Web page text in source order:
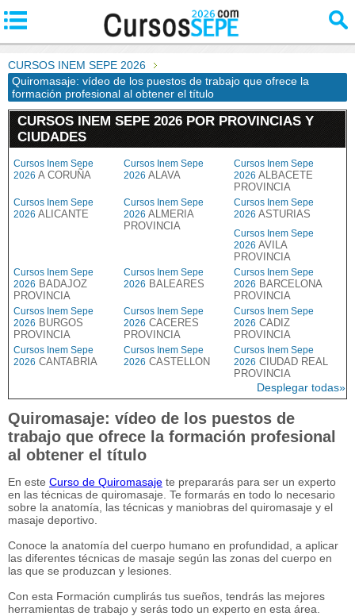
CURSOS INEM SEPE 2026
Quiromasaje: vídeo de los puestos de trabajo que ofrece la
formación profesional al obtener el título
CURSOS INEM SEPE 2026 POR PROVINCIAS Y
CIUDADES
Cursos Inem Sepe
2026 A CORUÑA
Cursos Inem Sepe
2026 ALAVA
Cursos Inem Sepe
2026 ALBACETE
PROVINCIA
Cursos Inem Sepe
2026 ALICANTE
Cursos Inem Sepe
2026 ALMERIA
PROVINCIA
Cursos Inem Sepe
2026 ASTURIAS
Cursos Inem Sepe
2026 AVILA
PROVINCIA
Cursos Inem Sepe
2026 BADAJOZ
PROVINCIA
Cursos Inem Sepe
2026 BALEARES
Cursos Inem Sepe
2026 BARCELONA
PROVINCIA
Cursos Inem Sepe
2026 BURGOS
PROVINCIA
Cursos Inem Sepe
2026 CACERES
PROVINCIA
Cursos Inem Sepe
2026 CADIZ
PROVINCIA
Cursos Inem Sepe
2026 CANTABRIA
Cursos Inem Sepe
2026 CASTELLON
Cursos Inem Sepe
2026 CIUDAD REAL
PROVINCIA
Desplegar todas»
Quiromasaje: vídeo de los puestos de
trabajo que ofrece la formación profesional
al obtener el título
En este Curso de Quiromasaje te prepararás para ser un experto
en las técnicas de quiromasaje. Te formarás en todo lo necesario
sobre la anatomía, las técnicas y maniobras del quiromasaje y el
masaje deportivo.
Conoce la anatomía del cuerpo humano en profundidad, a aplicar
las diferentes técnicas de masaje según las zonas del cuerpo en
las que se produzcan y lesiones.
Con esta Formación cumplirás tus sueños, tendrás las mejores
herramientas de trabajo y serás todo un experto en esta área.